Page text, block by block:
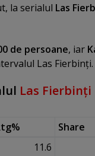
la serialul Las
de persoane, iar
Las Fierbinţi.
Las Fierbinţi
Share
11.6